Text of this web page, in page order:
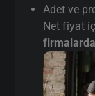
Adet ve
Net fiyat